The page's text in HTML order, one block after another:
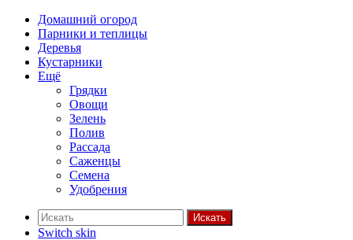
Домашний огород
Парники и теплицы
Деревья
Кустарники
Ещё
Грядки
Овощи
Зелень
Полив
Рассада
Саженцы
Семена
Удобрения
Искать
Switch skin